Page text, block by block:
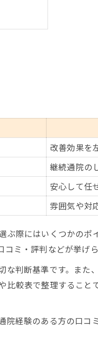
策
較
一覧
体制
改善効果を
継続通院の
安心して任
雰囲気や対
際にはいくつかのポ
ミ・評判などが挙げら
判断基準です。また
較表で整理すること
経験のある方の口コ